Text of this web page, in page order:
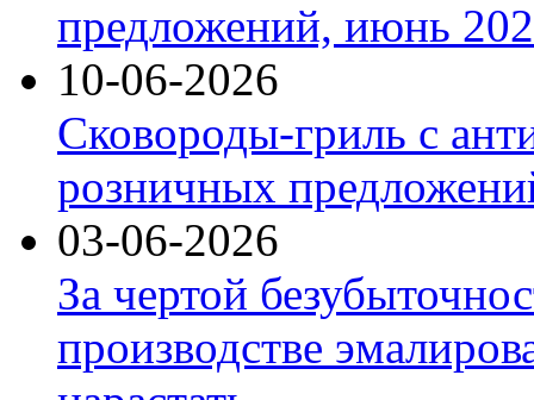
предложений, июнь
10-06-2026
Сковороды-гриль с
розничных
03-06-2026
За чертой
производстве